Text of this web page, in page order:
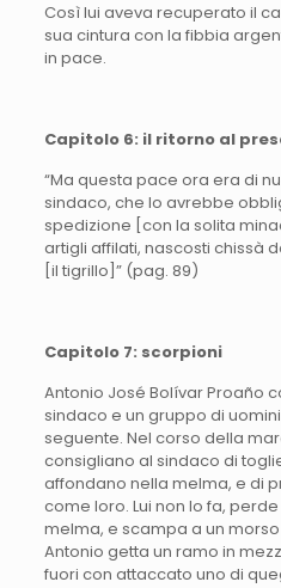
Così lui aveva recuperato il
sua cintura con la fibbia
in pace.
Capitolo 6: il ritorno al
“Ma questa pace ora era di
sindaco, che lo avrebbe
spedizione [con la solita
artigli affilati, nascosti chissà
[il tigrillo]” (pag. 89)
Capitolo 7: scorpioni
Antonio José Bolívar Proaño
sindaco e un gruppo di
seguente. Nel corso della
consigliano al sindaco di
affondano nella melma, e di
come loro. Lui non lo fa,
melma, e scampa a un
Antonio getta un ramo in
fuori con attaccato uno di